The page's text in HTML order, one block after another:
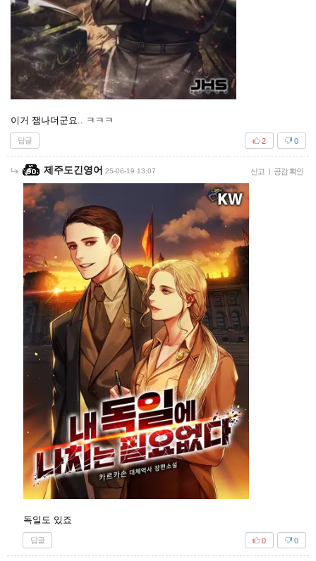
이거 잼나더군요.. ㅋㅋㅋ
답글 0
2
제주도긴영어 25-06-19 13:07 신고 공감 확인
독일도 있죠
답글 0
0